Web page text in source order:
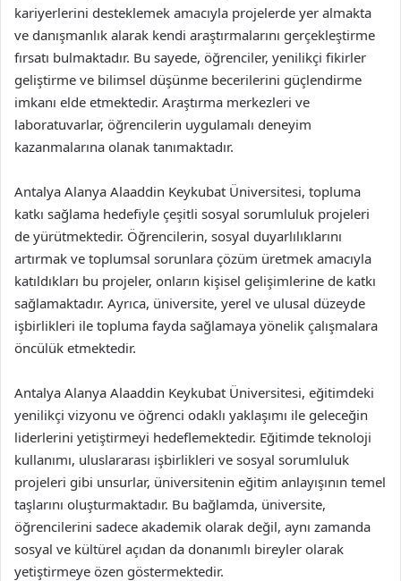
kariyerlerini desteklemek amacıyla projelerde yer almakta
ve danışmanlık alarak kendi araştırmalarını gerçekleştirme
fırsatı bulmaktadır. Bu sayede, öğrenciler, yenilikçi fikirler
geliştirme ve bilimsel düşünme becerilerini güçlendirme
imkanı elde etmektedir. Araştırma merkezleri ve
laboratuvarlar, öğrencilerin uygulamalı deneyim
kazanmalarına olanak tanımaktadır.
Antalya Alanya Alaaddin Keykubat Üniversitesi, topluma
katkı sağlama hedefiyle çeşitli sosyal sorumluluk projeleri
de yürütmektedir. Öğrencilerin, sosyal duyarlılıklarını
artırmak ve toplumsal sorunlara çözüm üretmek amacıyla
katıldıkları bu projeler, onların kişisel gelişimlerine de katkı
sağlamaktadır. Ayrıca, üniversite, yerel ve ulusal düzeyde
işbirlikleri ile topluma fayda sağlamaya yönelik çalışmalara
öncülük etmektedir.
Antalya Alanya Alaaddin Keykubat Üniversitesi, eğitimdeki
yenilikçi vizyonu ve öğrenci odaklı yaklaşımı ile geleceğin
liderlerini yetiştirmeyi hedeflemektedir. Eğitimde teknoloji
kullanımı, uluslararası işbirlikleri ve sosyal sorumluluk
projeleri gibi unsurlar, üniversitenin eğitim anlayışının temel
taşlarını oluşturmaktadır. Bu bağlamda, üniversite,
öğrencilerini sadece akademik olarak değil, aynı zamanda
sosyal ve kültürel açıdan da donanımlı bireyler olarak
yetiştirmeye özen göstermektedir.